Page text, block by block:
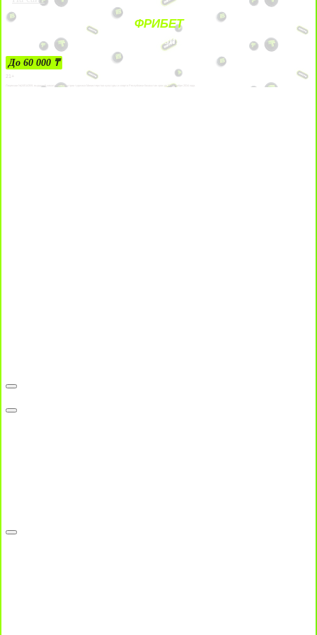
ФРИБЕТ
ЗА ДЕПОЗИТЫ
До 60 000 ₸
21+
Лицензии №24514359, выданной комитетом индустрии туризма Министерства культуры и спорта Республики Казахстан срок до 27 сентября 2034 года.